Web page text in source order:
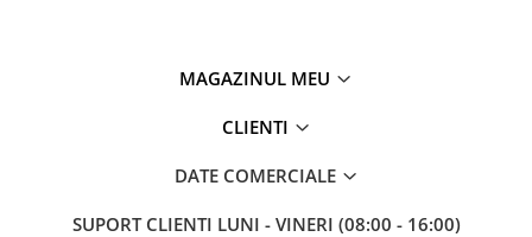
MAGAZINUL MEU
CLIENTI
DATE COMERCIALE
SUPORT CLIENTI LUNI - VINERI (08:00 - 16:00)